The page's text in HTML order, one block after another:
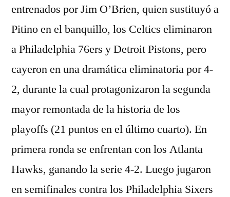
entrenados por Jim O’Brien, quien sustituyó a
Pitino en el banquillo, los Celtics eliminaron
a Philadelphia 76ers y Detroit Pistons, pero
cayeron en una dramática eliminatoria por 4-
2, durante la cual protagonizaron la segunda
mayor remontada de la historia de los
playoffs (21 puntos en el último cuarto). En
primera ronda se enfrentan con los Atlanta
Hawks, ganando la serie 4-2. Luego jugaron
en semifinales contra los Philadelphia Sixers